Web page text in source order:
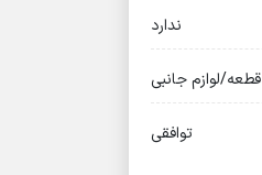
ندارد
قطعه/لوازم جانبی
توافقی